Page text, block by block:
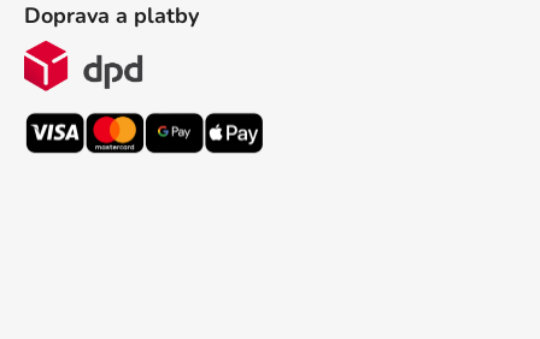
Doprava a platby